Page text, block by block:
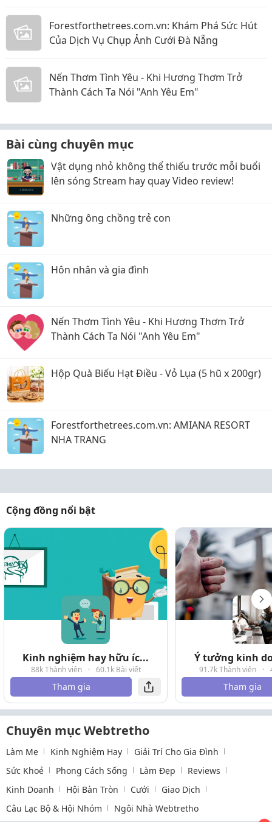
Forestforthetrees.com.vn: Khám Phá Sức Hút
Của Dịch Vụ Chụp Ảnh Cưới Đà Nẵng
Nến Thơm Tình Yêu - Khi Hương Thơm Trở
Thành Cách Ta Nói "Anh Yêu Em"
Bài cùng chuyên mục
Vật dụng nhỏ không thể thiếu trước mỗi buổi
lên sóng Stream hay quay Video review!
Những ông chồng trẻ con
Hôn nhân và gia đình
Nến Thơm Tình Yêu - Khi Hương Thơm Trở
Thành Cách Ta Nói "Anh Yêu Em"
Hộp Quà Biếu Hạt Điều - Vỏ Lụa (5 hũ x 200gr)
Forestforthetrees.com.vn: AMIANA RESORT
NHA TRANG
Cộng đồng nổi bật
Kinh nghiệm hay hữu íc...
88k Thành viên · 60.1k Bài viết
Tham gia
Ý tưởng kinh
91.7k Thành viên ·
Tham gia
Chuyên mục Webtretho
Làm Mẹ Kinh Nghiệm Hay
Giải Trí Cho Gia Đình
Sức Khoẻ
Phong Cách Sống Làm Đẹp
Reviews
Kinh Doanh
Hội Bàn Tròn Cưới
Giao Dịch
Câu Lạc Bộ & Hội Nhóm
Ngôi Nhà Webtretho